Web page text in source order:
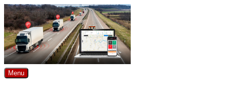
Skip
to
content
Menu